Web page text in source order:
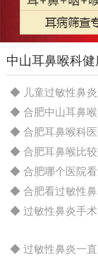
中山耳鼻喉科健
◆ 儿童过敏性鼻炎
◆ 合肥中山耳鼻
◆ 合肥耳鼻喉科
◆ 合肥耳鼻喉比
◆ 合肥哪个医院
◆ 合肥看过敏性
◆ 过敏性鼻炎一直